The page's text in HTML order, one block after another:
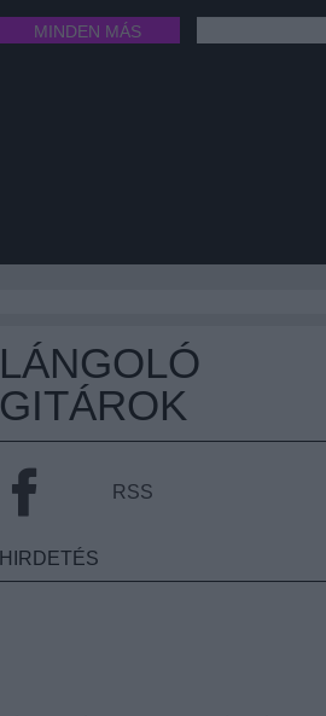
MINDEN MÁS
LÁNGOLÓ
GITÁROK
RSS
HIRDETÉS